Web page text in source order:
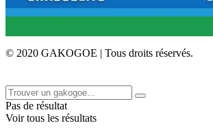
© 2020 GAKOGOE | Tous droits réservés.
Pas de résultat
Voir tous les résultats